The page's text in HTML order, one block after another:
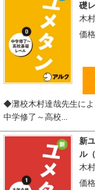
礎
木
価格
◆灘校木村達哉先生に
中学修了～高校...
新
ル
木
価格